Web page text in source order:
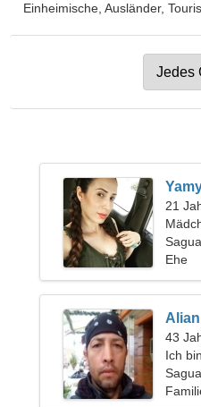
Einheimische, Ausländer,
21
Ehe
Alian
43
Ich
Frau